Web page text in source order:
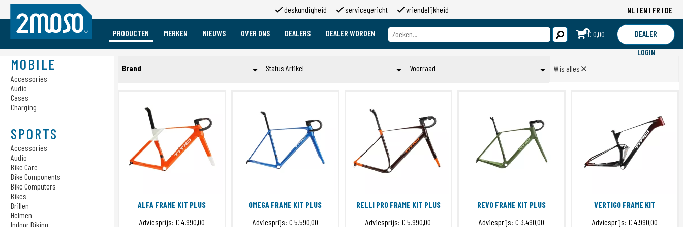
deskundigheid servicegericht vriendelijkheid NL EN FR DE
PRODUCTEN
Bike Computers
Bikes
Brillen
Helmen
Indoor Biking
Powermeters
Schoenen
MERKEN NIEUWS OVER ONS
Over 2moso
Contact
DEALERS DEALER WORDEN 0€ 0,00
DEALER
LOGIN
MOBILE
Accessories
Audio
Cases
Charging
SPORTS
Accessories
Audio
Bike Care
Bike Components
Bike Computers
Bikes
Brillen
Helmen
Indoor Biking
Brand
4iiii
Alba Optics
ALUGEAR
Bone Collection
Cadomotus
Copenhagen Trackers
CORE
Status Artikel Voorraad Wis alles
ALFA FRAME KIT PLUS
Adviesprijs: € 4.990,00
OMEGA FRAME KIT PLUS
Adviesprijs: € 5.590,00
RELLI PRO FRAME KIT PLUS
Adviesprijs:€ 5.990,00
REVO FRAME KIT PLUS
Adviesprijs:€ 3.490,00
VERTIGO FRAME KIT
Adviesprijs:€ 4.990,00